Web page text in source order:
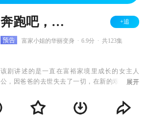
奔跑吧，玫瑰 +追
预告 富家小姐的华丽变身 6.9分 共123集
该剧讲述的是一直在富裕家境里成长的女主人
公，因爸爸的去世失去了一切，在新的艰难环境
司会长的孙子皇太子展开了一段浪漫的爱情之
旅……
展开